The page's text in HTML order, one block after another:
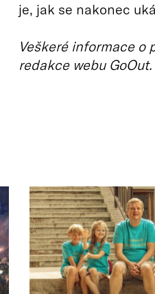
je, jak se nakonec
Veškeré informace o
redakce webu GoOut.